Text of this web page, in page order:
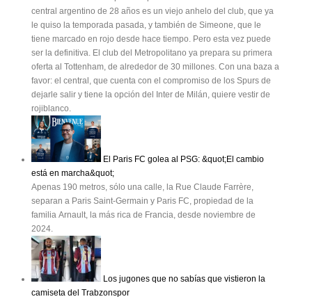
central argentino de 28 años es un viejo anhelo del club, que ya
le quiso la temporada pasada, y también de Simeone, que le
tiene marcado en rojo desde hace tiempo. Pero esta vez puede
ser la definitiva. El club del Metropolitano ya prepara su primera
oferta al Tottenham, de alrededor de 30 millones. Con una baza a
favor: el central, que cuenta con el compromiso de los Spurs de
dejarle salir y tiene la opción del Inter de Milán, quiere vestir de
rojiblanco.
El Paris FC golea al PSG: &quot;El cambio
está en marcha&quot;
Apenas 190 metros, sólo una calle, la Rue Claude Farrère,
separan a Paris Saint-Germain y Paris FC, propiedad de la
familia Arnault, la más rica de Francia, desde noviembre de
2024.
Los jugones que no sabías que vistieron la
camiseta del Trabzonspor